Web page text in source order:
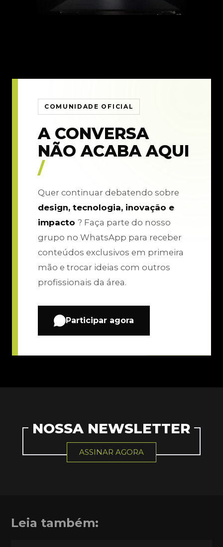
COMUNIDADE OFICIAL
A CONVERSA
NÃO ACABA AQUI
/
Quer continuar debatendo sobre
design, tecnologia, inovação e
impacto ? Faça parte do nosso
grupo no WhatsApp para receber
conteúdos exclusivos em primeira
mão e trocar ideias com outros
profissionais da área.
Participar agora
NOSSA NEWSLETTER
ASSINAR AGORA
Leia também: